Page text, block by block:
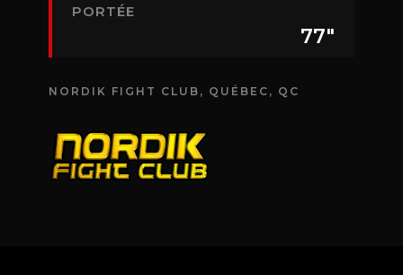
PORTÉE
77"
NORDIK FIGHT CLUB, QUÉBEC, QC